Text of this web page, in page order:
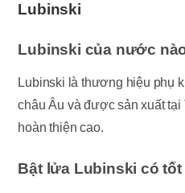
Lubinski
Lubinski của nước
Lubinski là thương hiệu phụ
châu Âu và được sản xuất
hoàn thiện cao.
Bật lửa Lubinski có